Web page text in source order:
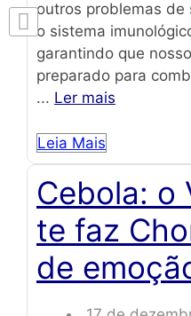
outros problemas de
o sistema
garantindo que
preparado para
... Ler mais
Leia Mais
Cebola: o
te faz
de